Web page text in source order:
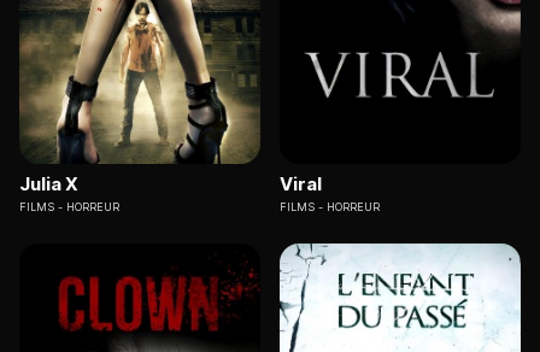
Julia X
FILMS HORREUR
Viral
FILMS HORREUR